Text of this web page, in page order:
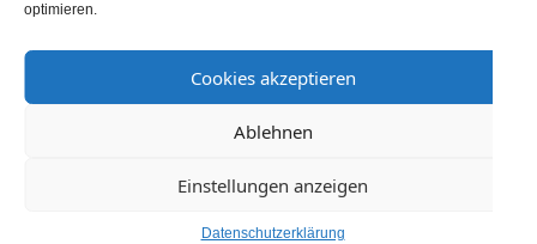
optimieren.
Cookies akzeptieren
Ablehnen
Einstellungen anzeigen
Datenschutzerklärung